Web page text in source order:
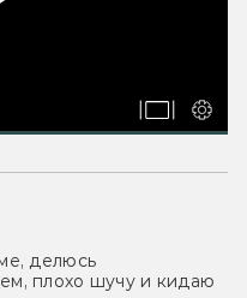
делюсь
плохо шучу и кидаю